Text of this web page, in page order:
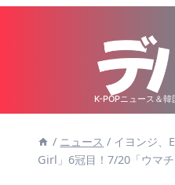
K-POPニュース＆
/ ニュース / イヨンジ、
Girl」6冠目！7/20「ウマチ